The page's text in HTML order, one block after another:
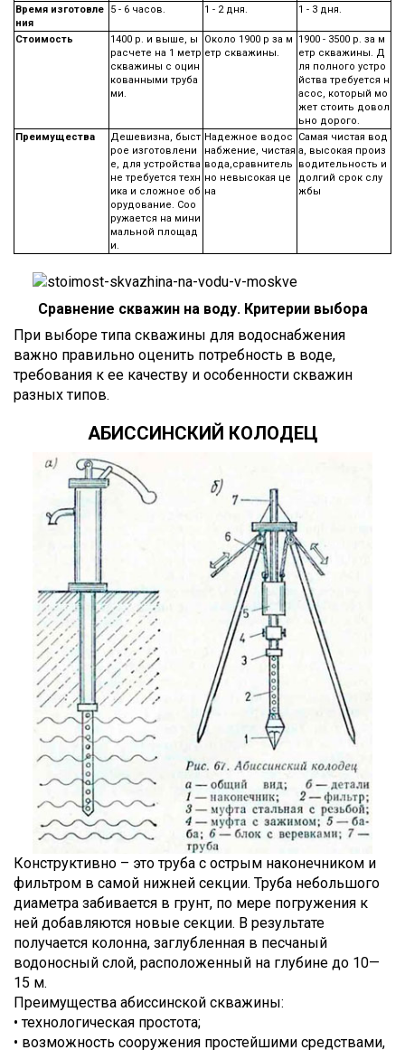
Время изготовле
ния
5 - 6 часов. 1 - 2 дня. 1 - 3 дня.
Стоимость
1400 р. и выше, ы
расчете на 1 метр
скважины с оцин
кованными труба
ми.
Около 1900 р за м
етр скважины.
1900 - 3500 р. за м
етр скважины. Д
ля полного устро
йства требуется н
асос, который мо
жет стоить довол
ьно дорого.
Преимущества
Дешевизна, быст
рое изготовлени
е, для устройства
не требуется техн
ика и сложное об
орудование. Соо
ружается на мини
мальной площад
и.
Надежное водос
набжение, чистая
вода,сравнитель
но невысокая це
на
Самая чистая вод
а, высокая произ
водительность и
долгий срок слу
жбы
Сравнение скважин на воду. Критерии выбора
При выборе типа скважины для водоснабжения
важно правильно оценить потребность в воде,
требования к ее качеству и особенности скважин
разных типов.
АБИССИНСКИЙ КОЛОДЕЦ
Конструктивно – это труба с острым наконечником и
фильтром в самой нижней секции. Труба небольшого
диаметра забивается в грунт, по мере погружения к
ней добавляются новые секции. В результате
получается колонна, заглубленная в песчаный
водоносный слой, расположенный на глубине до 10—
15 м.
Преимущества абиссинской скважины:
• технологическая простота;
• возможность сооружения простейшими средствами,